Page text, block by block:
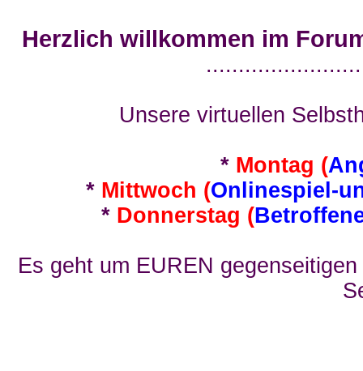
Herzlich willkommen im
Unsere virtuellen
* Montag (
* Mittwoch (Onlinespiel-
* Donnerstag (
Es geht um EUREN